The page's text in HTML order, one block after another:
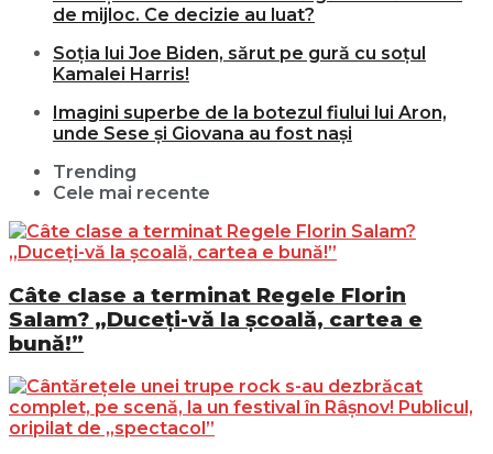
de mijloc. Ce decizie au luat?
Soția lui Joe Biden, sărut pe gură cu soțul
Kamalei Harris!
Imagini superbe de la botezul fiului lui Aron,
unde Sese și Giovana au fost nași
Trending
Cele mai recente
Câte clase a terminat Regele Florin
Salam? „Duceți-vă la școală, cartea e
bună!”